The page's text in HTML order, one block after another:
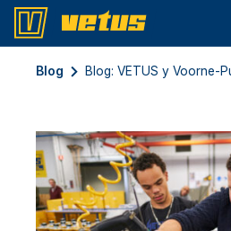
Blog Blog: VETUS y Voorne-